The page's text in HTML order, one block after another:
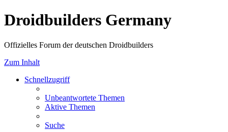
Droidbuilders Germany
Offizielles Forum der deutschen Droidbuilders
Zum Inhalt
Schnellzugriff
Unbeantwortete Themen
Aktive Themen
Suche